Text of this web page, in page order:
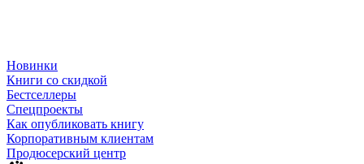
Новинки
Книги со скидкой
Бестселлеры
Спецпроекты
Как опубликовать книгу
Корпоративным клиентам
Продюсерский центр